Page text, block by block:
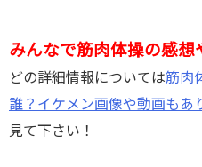
みんなで筋肉体操の感想
どの詳細情報については筋肉
誰？イケメン画像や動画もあ
見て下さい！